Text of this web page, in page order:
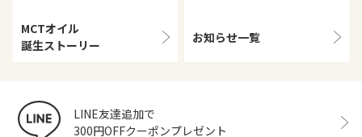
MCTオイル
誕生ストーリー
お知らせ一覧
LINE友達追加で
300円OFFクーポンプレゼント